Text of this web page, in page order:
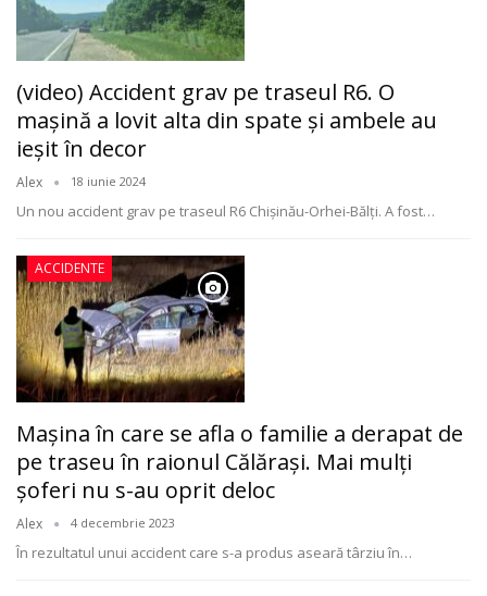
(video) Accident grav pe traseul R6. O
mașină a lovit alta din spate și ambele au
ieșit în decor
Alex 18 iunie 2024
Un nou accident grav pe traseul R6 Chișinău-Orhei-Bălți. A fost…
ACCIDENTE
Mașina în care se afla o familie a derapat de
pe traseu în raionul Călărași. Mai mulți
șoferi nu s-au oprit deloc
Alex 4 decembrie 2023
În rezultatul unui accident care s-a produs aseară târziu în…